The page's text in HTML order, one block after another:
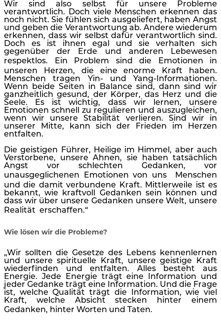
Wir sind also selbst für unsere Probleme
verantwortlich. Doch viele Menschen erkennen das
noch nicht. Sie fühlen sich ausgeliefert, haben Angst
und geben die Verantwortung ab. Andere wiederum
erkennen, dass wir selbst dafür verantwortlich sind.
Doch es ist ihnen egal und sie verhalten sich
gegenüber der Erde und anderen Lebewesen
respektlos.
Ein Problem sind die Emotionen in
unseren Herzen, die eine enorme Kraft haben.
Menschen tragen Yin- und Yang-Informationen.
Wenn beide Seiten in Balance sind, dann sind wir
ganzheitlich gesund, der Körper, das Herz und die
Seele. Es ist wichtig, dass wir lernen, unsere
Emotionen schnell zu regulieren und auszugleichen,
wenn wir unsere Stabilität verlieren. Sind wir in
unserer Mitte, kann sich der Frieden im Herzen
entfalten.
Die geistigen Führer, Heilige im Himmel, aber auch
Verstorbene, unsere Ahnen, sie haben tatsächlich
Angst vor schlechten Gedanken, vor
unausgeglichenen Emotionen von uns
Menschen
und die damit verbundene Kraft. Mittlerweile ist es
bekannt, wie kraftvoll Gedanken sein können und
dass wir über unsere Gedanken unsere Welt, unsere
Realität erschaffen.“
Wie lösen wir die Probleme?
„Wir sollten die Gesetze des Lebens kennenlernen
und unsere spirituelle Kraft, unsere geistige Kraft
wiederfinden und entfalten. Alles besteht aus
Energie. Jede Energie trägt eine Information und
jeder Gedanke trägt eine Information. Und die Frage
ist, welche Qualität trägt die Information, wie viel
Kraft, welche Absicht stecken hinter einem
Gedanken, hinter Worten und Taten.